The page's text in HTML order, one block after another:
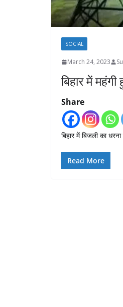
SOCIAL
March 24, 2023
बिहार में
Share
बिहार में बिजली का
Read More